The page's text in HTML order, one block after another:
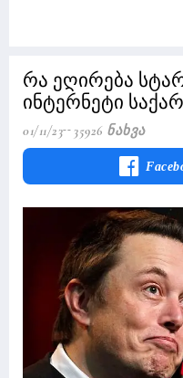
რა ეღირება
ინტერნეტი
01/11/23 35926 Ნახვა